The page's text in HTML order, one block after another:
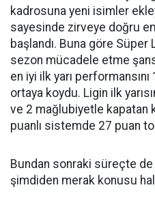
kadrosuna yeni isimler
sayesinde zirveye doğru
başlandı. Buna göre Süper
sezon mücadele etme
en iyi ilk yarı
ortaya koydu. Ligin ilk
ve 2 mağlubiyetle kapatan
puanlı sistemde 27 puan
Bundan sonraki süreçte
şimdiden merak konusu